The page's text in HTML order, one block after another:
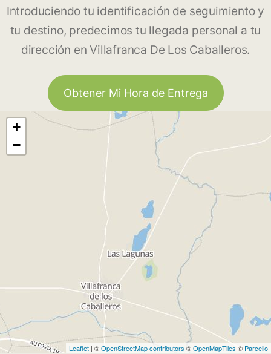
Introduciendo tu identificación de seguimiento y
tu destino, predecimos tu llegada personal a tu
dirección en Villafranca De Los Caballeros.
Obtener Mi Hora de Entrega
+
−
Leaflet | ©OpenStreetMap contributors ©OpenMapTiles © Parcello